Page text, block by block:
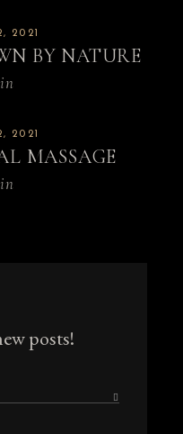
2021
BY NATURE
2021
MASSAGE
posts!